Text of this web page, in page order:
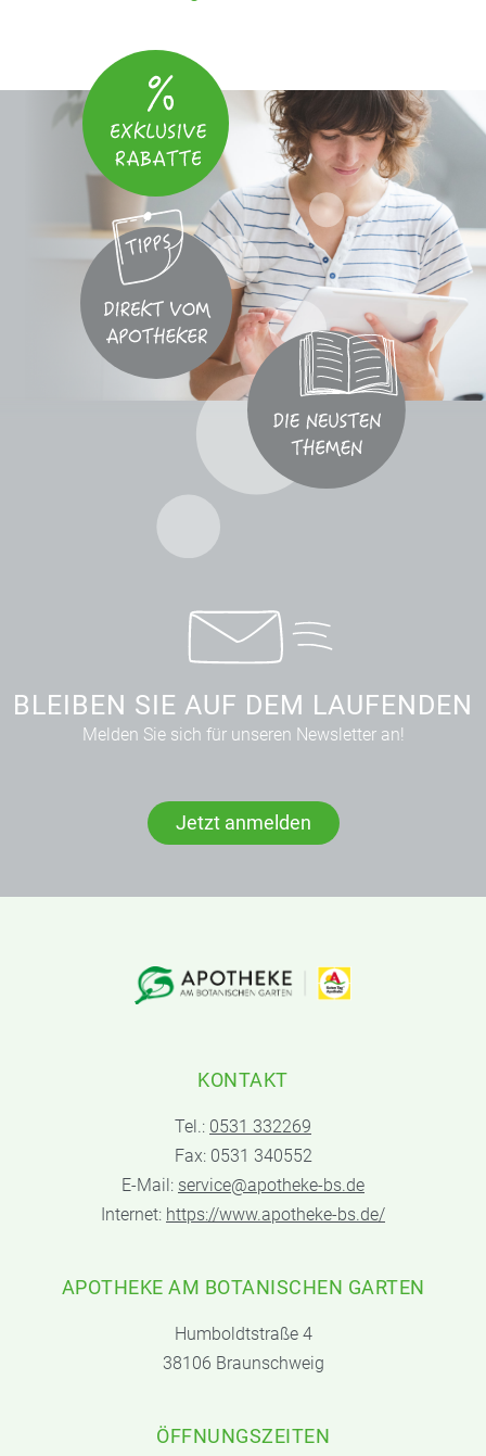
BLEIBEN SIE AUF DEM LAUFENDEN
Melden Sie sich für unseren Newsletter an!
Jetzt anmelden
KONTAKT
Tel.: 0531 332269
Fax: 0531 340552
E-Mail: service@apotheke-bs.de
Internet: https://www.apotheke-bs.de/
APOTHEKE AM BOTANISCHEN GARTEN
Humboldtstraße 4
38106 Braunschweig
ÖFFNUNGSZEITEN